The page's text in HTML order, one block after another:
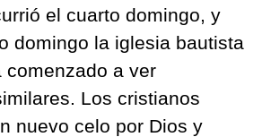
el cuarto domingo, y
domingo la iglesia bautista
comenzado a ver
Los cristianos
nuevo celo por Dios y